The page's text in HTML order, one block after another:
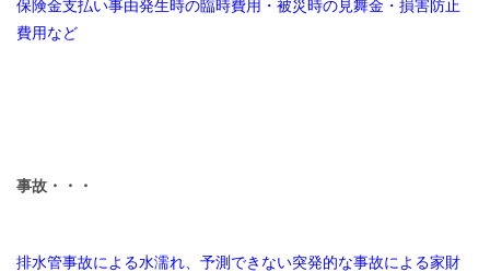
保険金支払い事由発生時の臨時費用・被災時の見舞金・損害防止
費用など
事故・・・
排水管事故による水濡れ、予測できない突発的な事故による家財